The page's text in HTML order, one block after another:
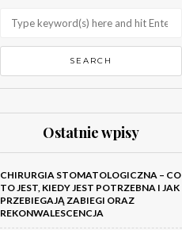
Ostatnie wpisy
CHIRURGIA STOMATOLOGICZNA – CO
TO JEST, KIEDY JEST POTRZEBNA I JAK
PRZEBIEGAJĄ ZABIEGI ORAZ
REKONWALESCENCJA